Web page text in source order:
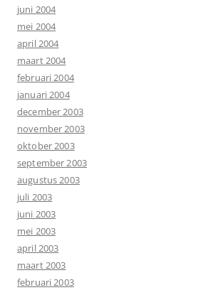
juni 2004
mei 2004
april 2004
maart 2004
februari 2004
januari 2004
december 2003
november 2003
oktober 2003
september 2003
augustus 2003
juli 2003
juni 2003
mei 2003
april 2003
maart 2003
februari 2003